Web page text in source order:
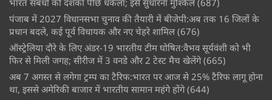
भारत संबंधों को दशकों पीछे धकेला; इसे सुधारना मुश्किल (687)
पंजाब में 2027 विधानसभा चुनाव की तैयारी में बीजेपी:अब तक 16 जिलों के
प्रधान बदले, कई पूर्व विधायक और नए चेहरे शामिल (676)
ऑस्ट्रेलिया दौरे के लिए अंडर-19 भारतीय टीम घोषित:वैभव सूर्यवंशी को भी
फिर से मिली जगह; सीरीज में 3 वनडे और 2 टेस्ट मैच खेलेंगे (665)
अब 7 अगस्त से लगेगा ट्रम्प का टैरिफ:भारत पर आज से 25% टैरिफ लागू होना
था, इससे अमेरिकी बाजार में भारतीय सामान महंगे होंगे (644)